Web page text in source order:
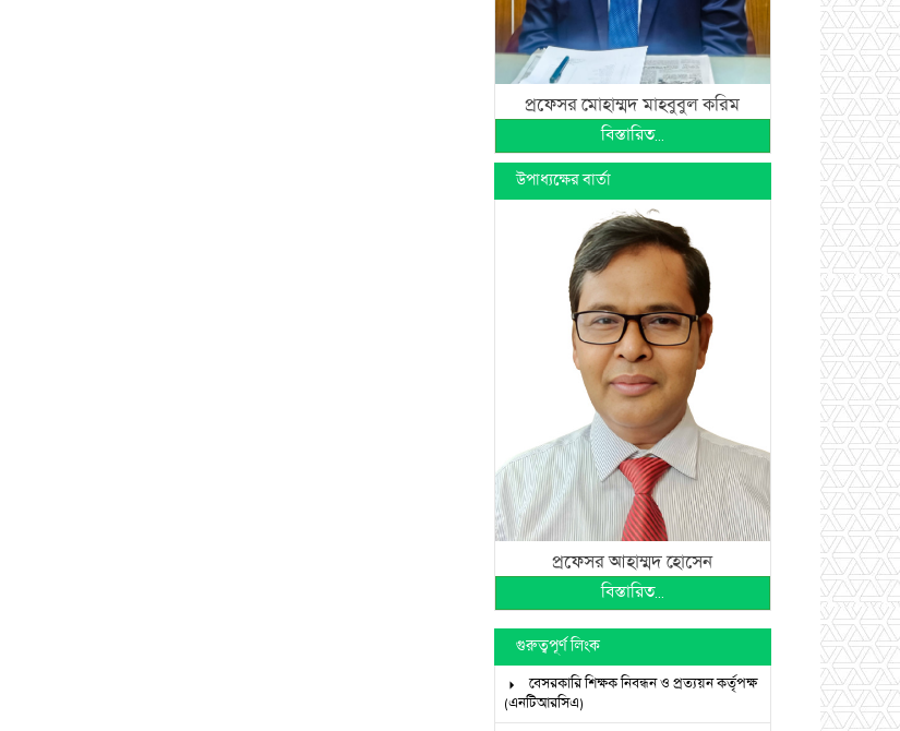
প্রফেসর মোহাম্মদ মাহবুবুল করিম
বিস্তারিত...
উপাধ্যক্ষের বার্তা
প্রফেসর আহাম্মদ হোসেন
বিস্তারিত...
গুরুত্বপূর্ণ লিংক
বেসরকারি শিক্ষক নিবন্ধন ও প্রত্যয়ন কর্তৃপক্ষ
(এনটিআরসিএ)